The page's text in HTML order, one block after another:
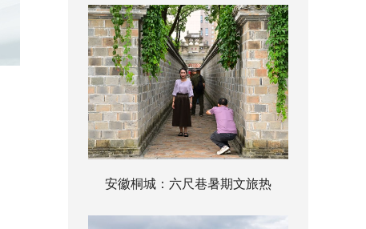
安徽桐城：六尺巷暑期文旅热